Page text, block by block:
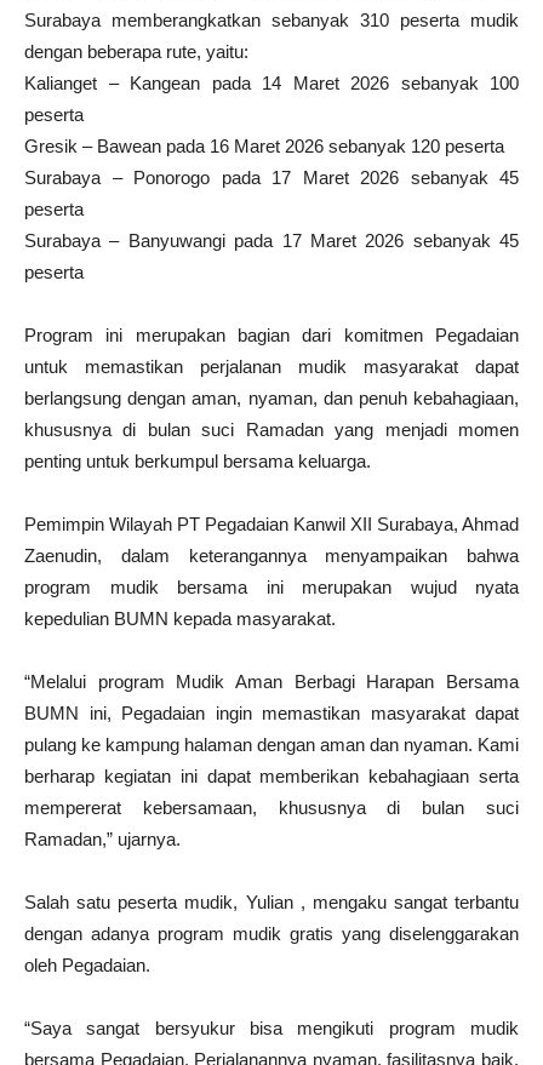
Surabaya memberangkatkan sebanyak 310 peserta mudik
dengan beberapa rute, yaitu:
Kalianget – Kangean pada 14 Maret 2026 sebanyak 100
peserta
Gresik – Bawean pada 16 Maret 2026 sebanyak 120 peserta
Surabaya – Ponorogo pada 17 Maret 2026 sebanyak 45
peserta
Surabaya – Banyuwangi pada 17 Maret 2026 sebanyak 45
peserta
Program ini merupakan bagian dari komitmen Pegadaian
untuk memastikan perjalanan mudik masyarakat dapat
berlangsung dengan aman, nyaman, dan penuh kebahagiaan,
khususnya di bulan suci Ramadan yang menjadi momen
penting untuk berkumpul bersama keluarga.
Pemimpin Wilayah PT Pegadaian Kanwil XII Surabaya, Ahmad
Zaenudin, dalam keterangannya menyampaikan bahwa
program mudik bersama ini merupakan wujud nyata
kepedulian BUMN kepada masyarakat.
“Melalui program Mudik Aman Berbagi Harapan Bersama
BUMN ini, Pegadaian ingin memastikan masyarakat dapat
pulang ke kampung halaman dengan aman dan nyaman. Kami
berharap kegiatan ini dapat memberikan kebahagiaan serta
mempererat kebersamaan, khususnya di bulan suci
Ramadan,” ujarnya.
Salah satu peserta mudik, Yulian , mengaku sangat terbantu
dengan adanya program mudik gratis yang diselenggarakan
oleh Pegadaian.
“Saya sangat bersyukur bisa mengikuti program mudik
bersama Pegadaian. Perjalanannya nyaman, fasilitasnya baik,